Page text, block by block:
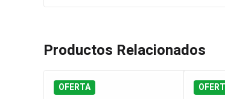
Productos Relacionados
OFERTA